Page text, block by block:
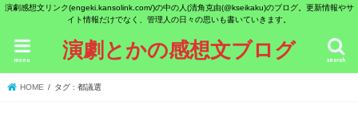
演劇感想文リンク(engeki.kansolink.com/)の中の人(清角克由(@kseikaku)のブログ。更新情報やサ
イト情報だけでなく、管理人の日々の思いも書いていきます。
演劇とかの感想文ブログ search
menu
HOME タグ : 都議選